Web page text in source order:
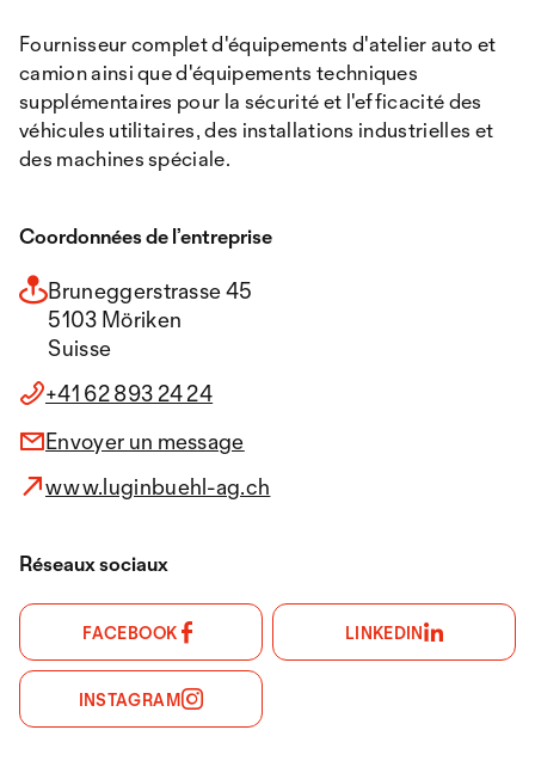
Fournisseur complet d'équipements d'atelier auto et
camion ainsi que d'équipements techniques
supplémentaires pour la sécurité et l'efficacité des
véhicules utilitaires, des installations industrielles et
des machines spéciale.
Coordonnées de l’entreprise
Bruneggerstrasse 45
5103 Möriken
Suisse
+41 62 893 24 24
Envoyer un message
www.luginbuehl-ag.ch
Réseaux sociaux
FACEBOOK LINKEDIN
INSTAGRAM